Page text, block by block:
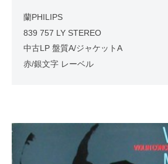
蘭PHILIPS
839 757 LY STEREO
中古LP 盤質A/ジャケットA
赤/銀文字 レーベル